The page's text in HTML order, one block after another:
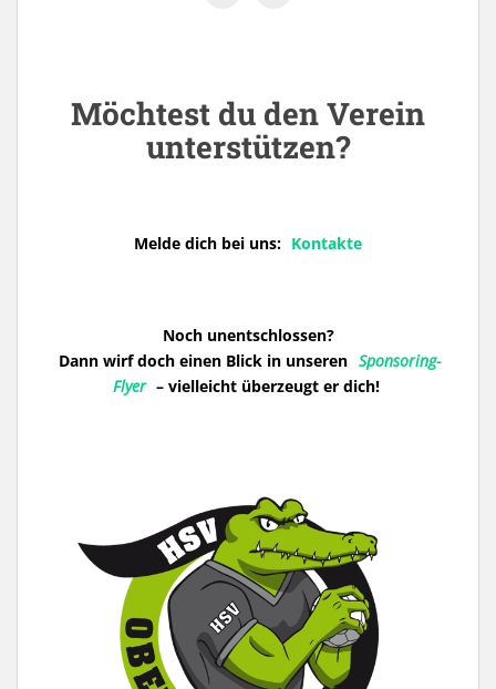
Möchtest du den Verein
unterstützen?
Melde dich bei uns: Kontakte
Noch unentschlossen?
Dann wirf doch einen Blick in unseren Sponsoring-
Flyer – vielleicht überzeugt er dich!